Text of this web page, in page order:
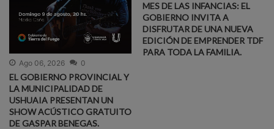
Ago 06, 2026 0
EL GOBIERNO PROVINCIAL Y
LA MUNICIPALIDAD DE
USHUAIA PRESENTAN UN
SHOW ACÚSTICO GRATUITO
DE GASPAR BENEGAS.
MES DE LAS INFANCIAS: EL
GOBIERNO INVITA A
DISFRUTAR DE UNA NUEVA
EDICIÓN DE EMPRENDER TDF
PARA TODA LA FAMILIA.